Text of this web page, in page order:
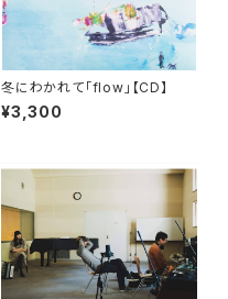
冬にわかれて「flow」【CD】
¥3,300